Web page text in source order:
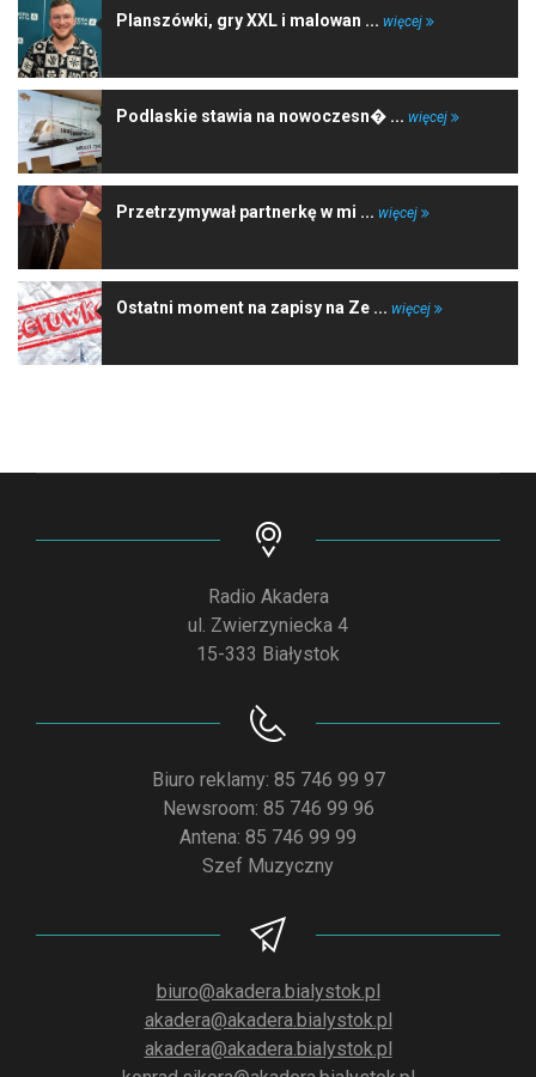
Planszówki, gry XXL i malowan ... więcej
Podlaskie stawia na nowoczesn� ... więcej
Przetrzymywał partnerkę w mi ... więcej
Ostatni moment na zapisy na Ze ... więcej
Radio Akadera
ul. Zwierzyniecka 4
15-333 Białystok
Biuro reklamy: 85 746 99 97
Newsroom: 85 746 99 96
Antena: 85 746 99 99
Szef Muzyczny
biuro@akadera.bialystok.pl
akadera@akadera.bialystok.pl
akadera@akadera.bialystok.pl